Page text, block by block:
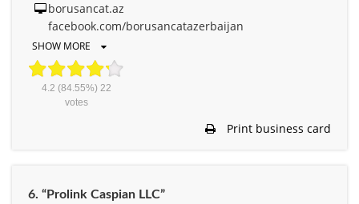
borusancat.az
facebook.com/borusancatazerbaijan
SHOW MORE
4.2 (84.55%) 22
votes
Print business card
6. “Prolink Caspian LLC”